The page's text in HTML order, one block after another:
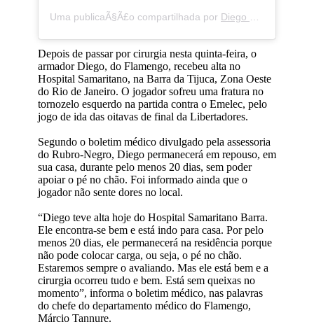
Uma publicaÃ§Ã£o compartilhada por Diego Ribas da Cunha
Depois de passar por cirurgia nesta quinta-feira, o
armador Diego, do Flamengo, recebeu alta no
Hospital Samaritano, na Barra da Tijuca, Zona Oeste
do Rio de Janeiro. O jogador sofreu uma fratura no
tornozelo esquerdo na partida contra o Emelec, pelo
jogo de ida das oitavas de final da Libertadores.
Segundo o boletim médico divulgado pela assessoria
do Rubro-Negro, Diego permanecerá em repouso, em
sua casa, durante pelo menos 20 dias, sem poder
apoiar o pé no chão. Foi informado ainda que o
jogador não sente dores no local.
“Diego teve alta hoje do Hospital Samaritano Barra.
Ele encontra-se bem e está indo para casa. Por pelo
menos 20 dias, ele permanecerá na residência porque
não pode colocar carga, ou seja, o pé no chão.
Estaremos sempre o avaliando. Mas ele está bem e a
cirurgia ocorreu tudo e bem. Está sem queixas no
momento”, informa o boletim médico, nas palavras
do chefe do departamento médico do Flamengo,
Márcio Tannure.